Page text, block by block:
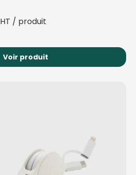
HT / produit
Voir produit